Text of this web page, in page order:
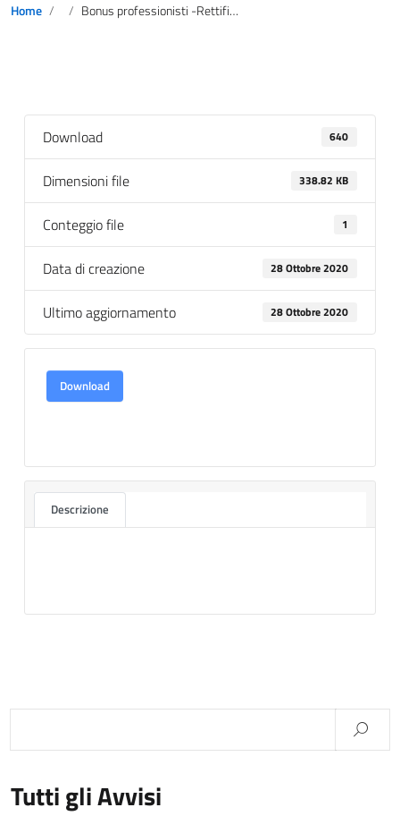
Home Bonus professionisti -Rettifica terzo elenco riemissione mandati
Download 640
Dimensioni file 338.82 KB
Conteggio file 1
Data di creazione 28 Ottobre 2020
Ultimo aggiornamento 28 Ottobre 2020
Download
Descrizione
Tutti gli Avvisi